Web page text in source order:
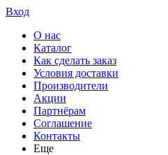
Вход
О нас
Каталог
Как сделать заказ
Условия доставки
Производители
Акции
Партнёрам
Соглашение
Контакты
Еще